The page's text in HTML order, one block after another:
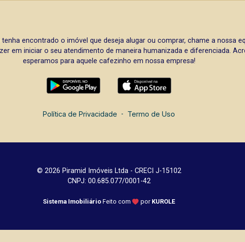
encontrado o imóvel que deseja alugar ou comprar, chame a nossa
em iniciar o seu atendimento de maneira humanizada e diferenciada.
esperamos para aquele cafezinho em nossa empresa!
Política de Privacidade - Termo de Uso
© 2026 Piramid Imóveis Ltda - CRECI J-15102
CNPJ: 00.685.077/0001-42
Sistema Imobiliário Feito com por KUROLE